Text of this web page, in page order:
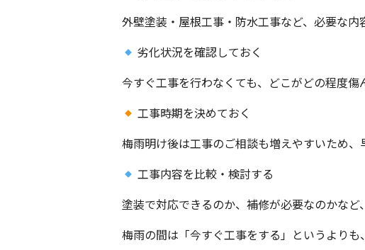
外壁塗装・屋根工事・防水工事など、必要な
劣化状況を確認しておく
今すぐ工事を行わなくても、どこがどの程度
工事時期を決めておく
梅雨明け後は工事のご相談も増えやすいため
工事内容を比較・検討する
塗装で対応できるのか、補修が必要なのかな
梅雨の間は「今すぐ工事をする」というより